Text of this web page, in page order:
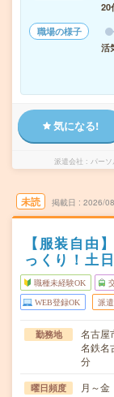
20
職場の様子
活
気になる!
派遣会社 パー
未読 掲載日 2026/
【服装自由
っくり！土
職種未経験OK
WEB登録OK 派遣
勤務地
名古屋
名鉄名
分
曜日頻度 月～